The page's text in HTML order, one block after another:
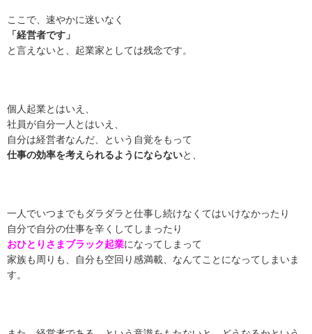
ここで、速やかに迷いなく
「経営者です」
と言えないと、起業家としては残念です。
個人起業とはいえ、
社員が自分一人とはいえ、
自分は経営者なんだ、という自覚をもって
仕事の効率を考えられるようにならないと、
一人でいつまでもダラダラと仕事し続けなくてはいけなかったり
自分で自分の仕事を辛くしてしまったり
おひとりさまブラック起業になってしまって
家族も周りも、自分も空回り感満載、なんてことになってしまいま
す。